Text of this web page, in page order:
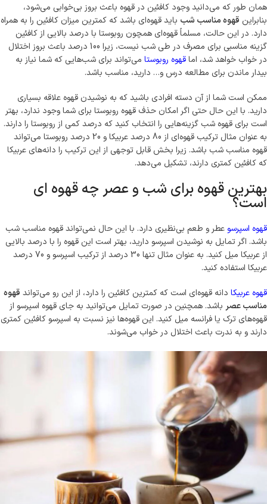
همان طور که ‌می‌دانید وجود کافئین در قهوه باعث بروز بی‌خوابی ‌می‌شود،
بنابراین قهوه مناسب شب باید قهوه‌ای باشد که کمترین میزان کافئین را به همراه
دارد. در این حالت، مسلماً قهوه‌ای همچون روبوستا با درصد بالایی از کافئین
گزینه مناسبی برای مصرف در طی شب نیست، زیرا 100 درصد باعث بروز اختلال
در خواب خواهد شد، اماقهوه روبوستا ‌می‌تواند برای شب‌‌هایی که شما نیاز به
بیدار ماندن برای مطالعه درس و… دارید، مناسب باشد.
ممکن است شما از آن دسته افرادی باشید که به نوشیدن قهوه علاقه بسیاری
دارید. با این حال حتی اگر امکان حذف قهوه روبوستا برای شما وجود ندارد، بهتر
است برای قهوه شب گزینه‌‌هایی را انتخاب کنید که درصد کمی ‌از روبوستا را دارند.
به عنوان مثال ترکیب قهوه‌ای از 80 درصد عربیکا و 20 درصد روبوستا ‌می‌تواند
قهوه مناسب شب باشد. زیرا بخش قابل توجهی از این ترکیب را دانه‌‌های عربیکا
که کافئین کمتری دارند، تشکیل ‌می‌دهد.
بهترین قهوه برای شب و عصر چه قهوه ای‌
است؟
قهوه اسپرسو عطر و طعم بی‌نظیری دارد. با این حال نمی‌تواند قهوه مناسب شب
باشد. اگر تمایل به نوشیدن اسپرسو دارید، بهتر است این قهوه را با درصد بالایی
از عربیکا میل کنید. به عنوان مثال تنها 30 درصد از ترکیب اسپرسو و 70 درصد
عربیکا استفاده کنید.
قهوه عربیکا دانه قهوه‌ای است که کمترین کافئین را دارد، از این رو می‌تواند قهوه
مناسب عصر باشد. همچنین در صورت تمایل ‌می‌توانید به جای قهوه اسپرسو از
قهوه‌‌های ترک یا فرانسه میل کنید. این قهوه‌‌ها نیز نسبت به اسپرسو کافئین کمتری
دارند و به ندرت باعث اختلال در خواب ‌می‌شوند.